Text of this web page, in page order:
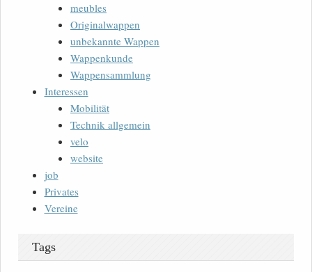
meubles
Originalwappen
unbekannte Wappen
Wappenkunde
Wappensammlung
Interessen
Mobilität
Technik allgemein
velo
website
job
Privates
Vereine
Tags